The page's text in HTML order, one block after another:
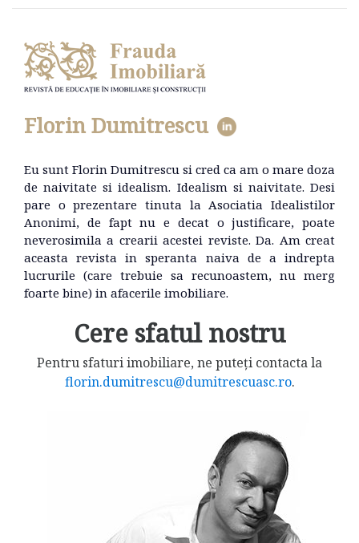
Florin Dumitrescu
Eu sunt Florin Dumitrescu si cred ca am o mare doza
de naivitate si idealism. Idealism si naivitate. Desi
pare o prezentare tinuta la Asociatia Idealistilor
Anonimi, de fapt nu e decat o justificare, poate
neverosimila a crearii acestei reviste. Da. Am creat
aceasta revista in speranta naiva de a indrepta
lucrurile (care trebuie sa recunoastem, nu merg
foarte bine) in afacerile imobiliare.
Cere sfatul nostru
Pentru sfaturi imobiliare, ne puteți contacta la
florin.dumitrescu@dumitrescuasc.ro.